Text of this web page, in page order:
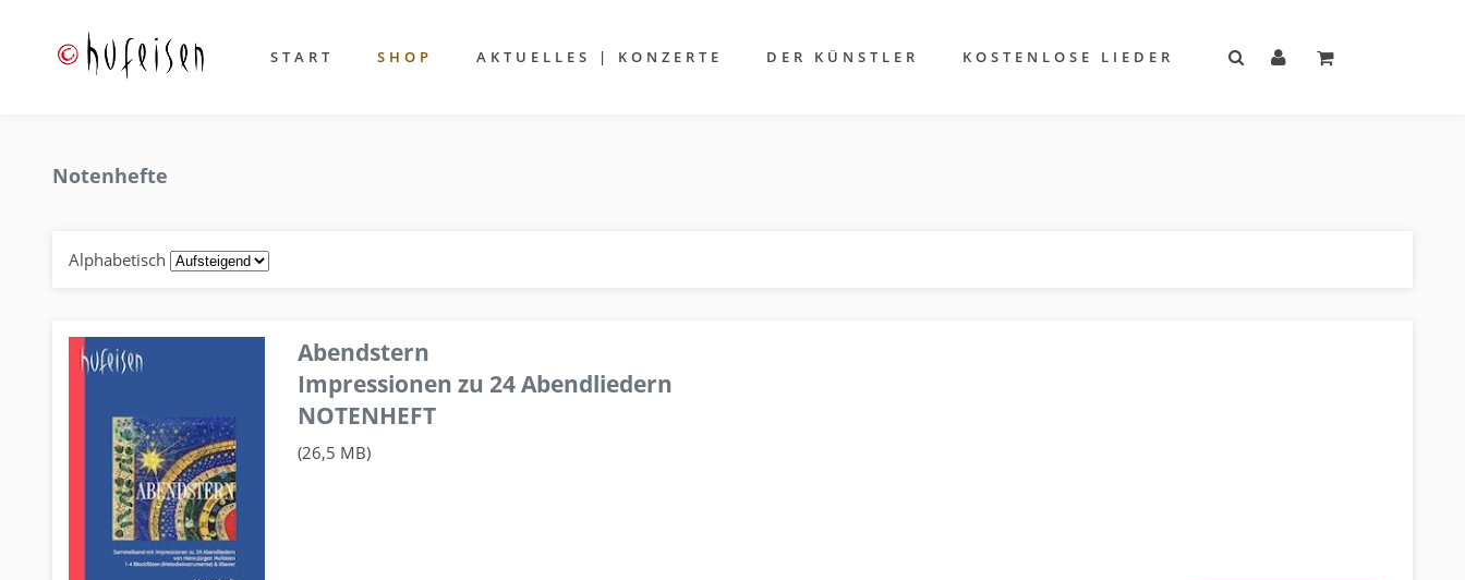
START SHOP AKTUELLES | KONZERTE DER KÜNSTLER KOSTENLOSE LIEDER
Notenhefte
Alphabetisch
Abendstern
Impressionen zu 24 Abendliedern
NOTENHEFT
(26,5 MB)